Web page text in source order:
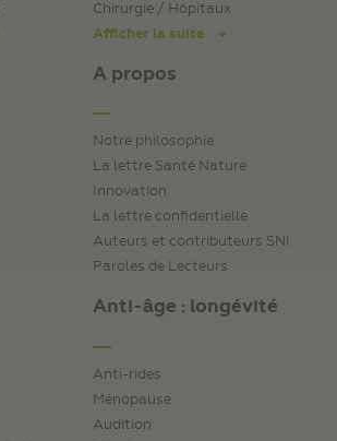
Chirurgie / Hôpitaux
Afficher la suite
A propos
Notre philosophie
La lettre Santé Nature
Innovation
La lettre confidentielle
Auteurs et contributeurs SNI
Paroles de Lecteurs
Anti-âge : longévité
Anti-rides
Ménopause
Audition